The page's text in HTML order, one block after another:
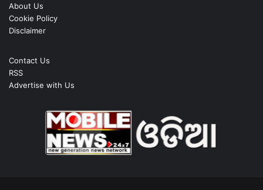
About Us
Cookie Policy
Disclaimer
Contact Us
RSS
Advertise with Us